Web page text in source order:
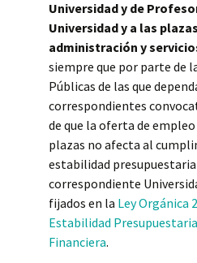
Universidad y de
Universidad y a las
administración y
siempre que por parte de
Públicas de las que
correspondientes
de que la oferta de
plazas no afecta al
estabilidad
correspondiente
fijados en la Ley Orgánica
Estabilidad
Financiera.